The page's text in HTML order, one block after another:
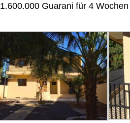
1.600.000 Guarani für 4 Wochen